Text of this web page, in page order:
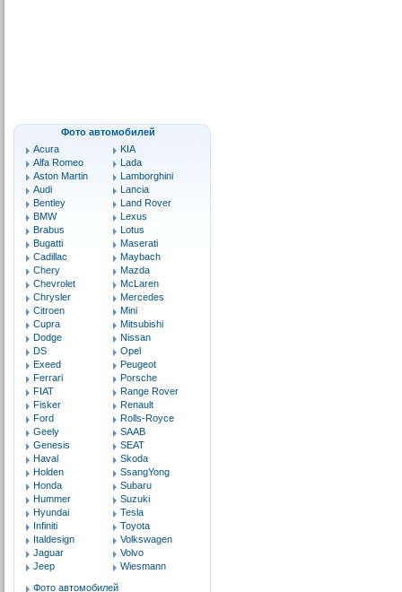
Фото автомобилей
Acura
Alfa Romeo
Aston Martin
Audi
Bentley
BMW
Brabus
Bugatti
Cadillac
Chery
Chevrolet
Chrysler
Citroen
Cupra
Dodge
DS
Exeed
Ferrari
FIAT
Fisker
Ford
Geely
Genesis
Haval
Holden
Honda
Hummer
Hyundai
Infiniti
Italdesign
Jaguar
Jeep
KIA
Lada
Lamborghini
Lancia
Land Rover
Lexus
Lotus
Maserati
Maybach
Mazda
McLaren
Mercedes
Mini
Mitsubishi
Nissan
Opel
Peugeot
Porsche
Range Rover
Renault
Rolls-Royce
SAAB
SEAT
Skoda
SsangYong
Subaru
Suzuki
Tesla
Toyota
Volkswagen
Volvo
Wiesmann
Фото автомобилей